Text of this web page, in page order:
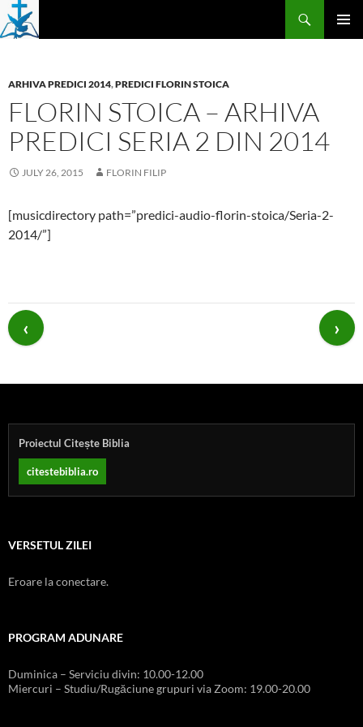
Skip
to
Search
ARHIVA PREDICI 2014,PREDICI FLORIN STOICA
FLORIN STOICA – ARHIVA
PREDICI SERIA 2 DIN 2014
JULY 26, 2015 FLORIN FILIP
[musicdirectory path=”predici-audio-florin-stoica/Seria-2-
2014/”]
Post
navigation
Proiectul Citește Biblia
citestebiblia.ro
VERSETUL ZILEI
Eroare la conectare.
PROGRAM ADUNARE
Duminica – Serviciu divin: 10.00-12.00
Miercuri – Studiu/Rugăciune grupuri via Zoom: 19.00-20.00